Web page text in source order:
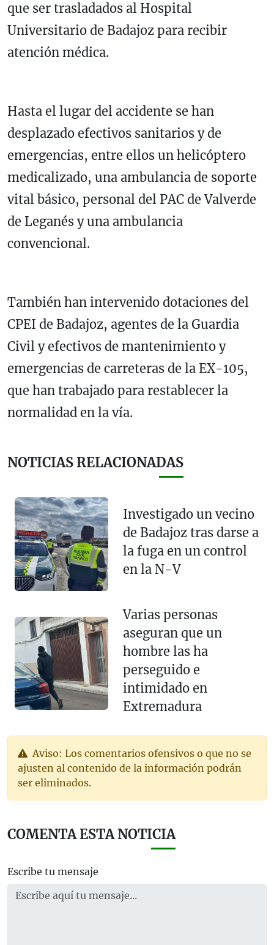
que ser trasladados al Hospital
Universitario de Badajoz para recibir
atención médica.
Hasta el lugar del accidente se han
desplazado efectivos sanitarios y de
emergencias, entre ellos un helicóptero
medicalizado, una ambulancia de soporte
vital básico, personal del PAC de Valverde
de Leganés y una ambulancia
convencional.
También han intervenido dotaciones del
CPEI de Badajoz, agentes de la Guardia
Civil y efectivos de mantenimiento y
emergencias de carreteras de la EX-105,
que han trabajado para restablecer la
normalidad en la vía.
NOTICIAS RELACIONADAS
Investigado un vecino
de Badajoz tras darse a
la fuga en un control
en la N-V
Varias personas
aseguran que un
hombre las ha
perseguido e
intimidado en
Extremadura
Aviso: Los comentarios ofensivos o que no se
ajusten al contenido de la información podrán
ser eliminados.
COMENTA ESTA NOTICIA
Escribe tu mensaje